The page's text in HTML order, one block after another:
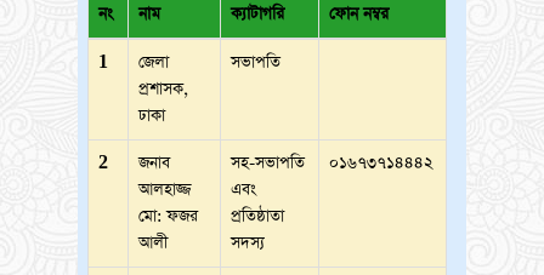
নং
নাম
ক্যাটাগরি ফোন নম্বর
1
জেলা
প্রশাসক,
ঢাকা
সভাপতি
2
জনাব
আলহাজ্জ
মো: ফজর
আলী
সহ-সভাপতি
এবং
প্রতিষ্ঠাতা
সদস্য
০১৬৭৩৭১৪৪৪২